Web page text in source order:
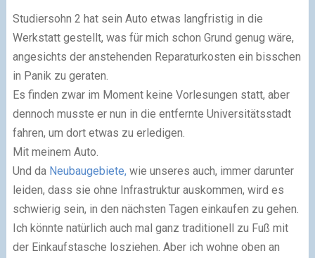
Studiersohn 2 hat sein Auto etwas langfristig in die
Werkstatt gestellt, was für mich schon Grund genug wäre,
angesichts der anstehenden Reparaturkosten ein bisschen
in Panik zu geraten.
Es finden zwar im Moment keine Vorlesungen statt, aber
dennoch musste er nun in die entfernte Universitätsstadt
fahren, um dort etwas zu erledigen.
Mit meinem Auto.
Und da Neubaugebiete, wie unseres auch, immer darunter
leiden, dass sie ohne Infrastruktur auskommen, wird es
schwierig sein, in den nächsten Tagen einkaufen zu gehen.
Ich könnte natürlich auch mal ganz traditionell zu Fuß mit
der Einkaufstasche losziehen. Aber ich wohne oben an